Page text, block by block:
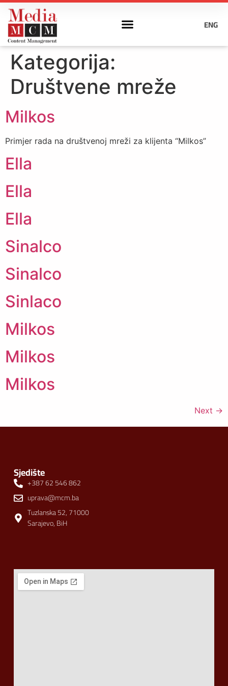
ENG
Kategorija:
Društvene mreže
Milkos
Primjer rada na društvenoj mreži za klijenta “Milkos”
Ella
Ella
Ella
Sinalco
Sinalco
Sinlaco
Milkos
Milkos
Milkos
Next →
Sjedište
+387 62 546 862
uprava@mcm.ba
Tuzlanska 52, 71000
Sarajevo, BiH